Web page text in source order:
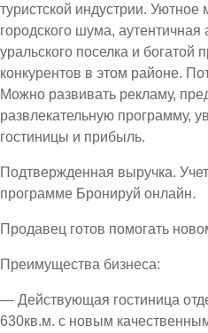
туристской индустрии.
городского шума,
уральского поселка и богатой
конкурентов в этом районе.
Можно развивать рекламу,
развлекательную программу,
гостиницы и прибыль.
Подтвержденная выручка.
программе Бронируй онлайн.
Продавец готов помогать
Преимущества бизнеса:
— Действующая гостиница
630кв.м. с новым